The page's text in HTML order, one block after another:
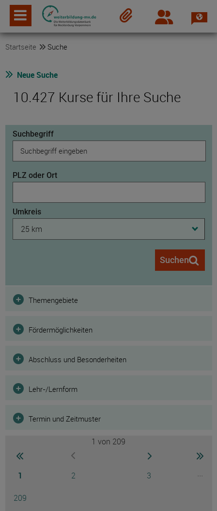
Login
Startseite Suche
Neue Suche
10.427 Kurse für Ihre Suche
Suchbegriff
PLZ oder Ort
Umkreis
25 km
Suchen
Filter
Themengebiete
Fördermöglichkeiten
Abschluss und Besonderheiten
Lehr-/Lernform
Termin und Zeitmuster
zur ersten Seite wechselnzur vorherigen Seite wechseln
Seite
1 Seite
2 Seite
3
...
Seite
209
Seite
1 von 209
zur nächsten Seite
zur